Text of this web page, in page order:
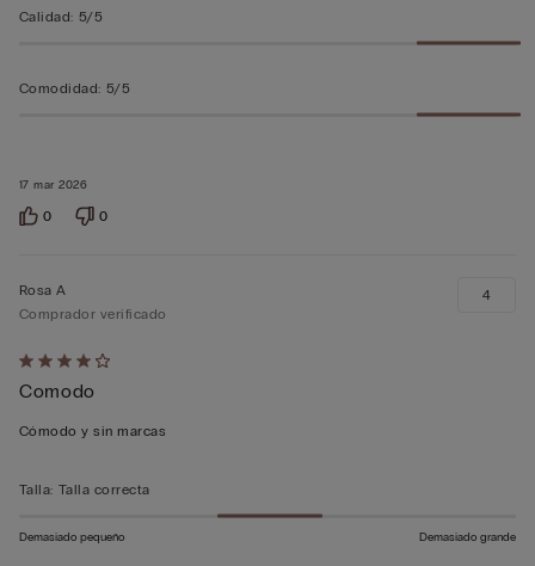
17 mar 2026
Calidad: 5/5
Comodidad: 5/5
0 0
Calificación
de
4
5
Rosa A
Comprador verificado
Comodo
Cómodo y sin marcas
4
Talla: Talla correcta
Demasiado pequeño Demasiado grande